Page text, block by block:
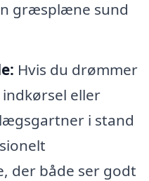
græsplæne sund
Hvis du drømmer
eller
i stand
der både ser godt